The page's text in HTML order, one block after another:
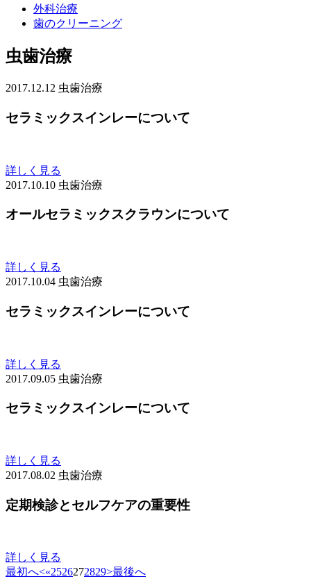
外科治療
歯のクリーニング
虫歯治療
2017.12.12 虫歯治療
セラミックスインレーについて
詳しく見る
2017.10.10 虫歯治療
オールセラミックスクラウンについて
詳しく見る
2017.10.04 虫歯治療
セラミックスインレーについて
詳しく見る
2017.09.05 虫歯治療
セラミックスインレーについて
詳しく見る
2017.08.02 虫歯治療
定期検診とセルフケアの重要性
詳しく見る
最初へ<«2526272829>最後へ